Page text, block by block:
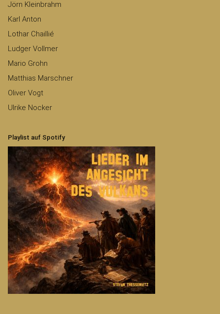
Jörn Kleinbrahm
Karl Anton
Lothar Chaillié
Ludger Vollmer
Mario Grohn
Matthias Marschner
Oliver Vogt
Ulrike Nocker
Playlist auf Spotify